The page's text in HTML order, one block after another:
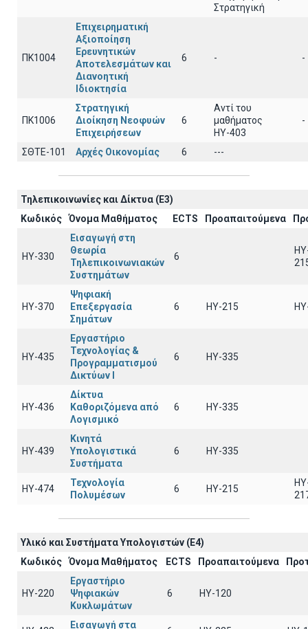
Στρατηγική
ΠΚ1004
Επιχειρηματική
Αξιοποίηση
Ερευνητικών
Αποτελεσμάτων και
Διανοητική
Ιδιοκτησία
6 - -
ΠΚ1006
Στρατηγική
Διοίκηση Νεοφυών
Επιχειρήσεων
6
Αντί του
μαθήματος
ΗΥ-403
-
ΣΘΤΕ-101 Αρχές Οικονομίας 6 ---
Τηλεπικοινωνίες και Δίκτυα (Ε3)
Κωδικός
Όνομα Μαθήματος ECTS Προαπαιτούμενα
ΗΥ-330
Εισαγωγή στη
Θεωρία
Τηλεπικοινωνιακών
Συστημάτων
6
ΗΥ-370
Ψηφιακή
Επεξεργασία
Σημάτων
6 HY-215
ΗΥ-435
Εργαστήριο
Τεχνολογίας &
Προγραμματισμού
Δικτύων Ι
6 HY-335
ΗΥ-436
Δίκτυα
Καθοριζόμενα από
Λογισμικό
6 HY-335
ΗΥ-439
Κινητά
Υπολογιστικά
Συστήματα
6 HY-335
ΗΥ-474
Τεχνολογία
Πολυμέσων
6 HY-215
Υλικό και Συστήματα Υπολογιστών (Ε4)
Κωδικός
Όνομα Μαθήματος ECTS Προαπαιτούμενα
ΗΥ-220
Εργαστήριο
Ψηφιακών
Κυκλωμάτων
6 HY-120
Εισαγωγή στα